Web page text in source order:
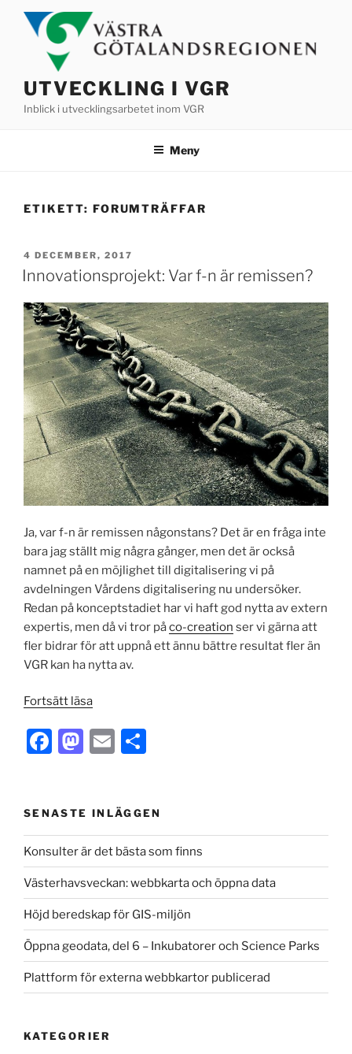
Hoppa
UTVECKLING I VGR
Inblick i utvecklingsarbetet inom VGR
Meny
ETIKETT: FORUMTRÄFFAR
PUBLICERAT
4 DECEMBER, 2017
Innovationsprojekt: Var f-n är remissen?
Ja, var f-n är remissen någonstans? Det är en fråga inte
bara jag ställt mig några gånger, men det är också
namnet på en möjlighet till digitalisering vi på
avdelningen Vårdens digitalisering nu undersöker.
Redan på konceptstadiet har vi haft god nytta av extern
expertis, men då vi tror påco-creation ser vi gärna att
fler bidrar för att uppnå ett ännu bättre resultat fler än
VGR kan ha nytta av.
Fortsätt läsa”Innovationsprojekt:
f-
n
F
e
b
o
o
k
M
o
d
o
n
E
l
e
SENASTE INLÄGGEN
Konsulter är det bästa som finns
Västerhavsveckan: webbkarta och öppna data
Höjd beredskap för GIS-miljön
Öppna geodata, del 6 – Inkubatorer och Science Parks
Plattform för externa webbkartor publicerad
KATEGORIER